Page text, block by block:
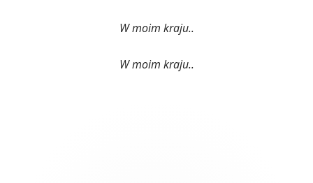
W moim kraju..
W moim kraju..